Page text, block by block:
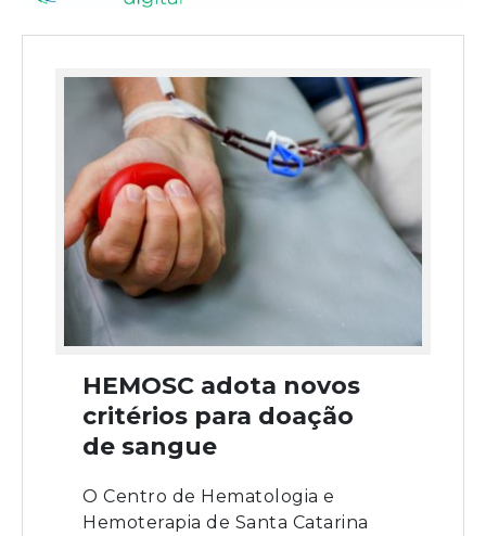
HEMOSC adota novos
critérios para doação
de sangue
O Centro de Hematologia e
Hemoterapia de Santa Catarina